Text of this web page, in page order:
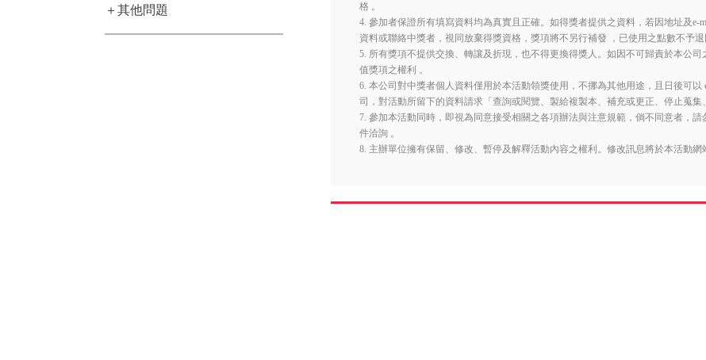
＋其他問題
格 。
4. 參加者保證所有填寫資料均為真實且正確。如得獎者提供之資料，若因地址及
資料或聯絡中獎者，視同放棄得獎資格，獎項將不另行補發 ，已使用之點數不予退
5. 所有獎項不提供交換、轉讓及折現，也不得更換得獎人。如因不可歸責於本公
值獎項之權利 。
6. 本公司對中獎者個人資料僅用於本活動領獎使用，不挪為其他用途，且日後可以
司，對活動所留下的資料請求「查詢或閱覽、製給複製本、補充或更正、停止蒐集
7. 參加本活動同時，即視為同意接受相關之各項辦法與注意規範，倘不同意者，
件洽詢 。
8. 主辦單位擁有保留、修改、暫停及解釋活動內容之權利。修改訊息將於本活動網